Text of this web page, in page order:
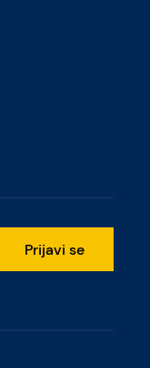
Prijavi se